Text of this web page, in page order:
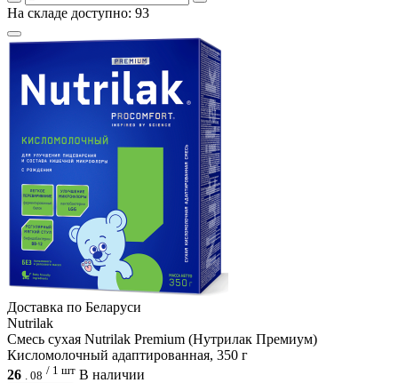
На складе доступно: 93
Доcтавка по Беларуси
Nutrilak
Смесь сухая Nutrilak Premium (Нутрилак Премиум)
Кисломолочный адаптированная, 350 г
26
08 / 1 шт В наличии